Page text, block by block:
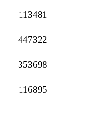
113481
447322
353698
116895